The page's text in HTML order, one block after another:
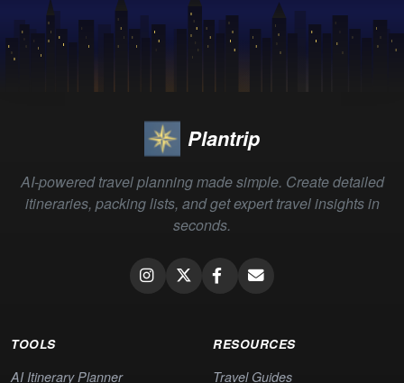
Plantrip
AI-powered travel planning made simple. Create detailed
itineraries, packing lists, and get expert travel insights in
seconds.
TOOLS
AI Itinerary Planner
RESOURCES
Travel Guides